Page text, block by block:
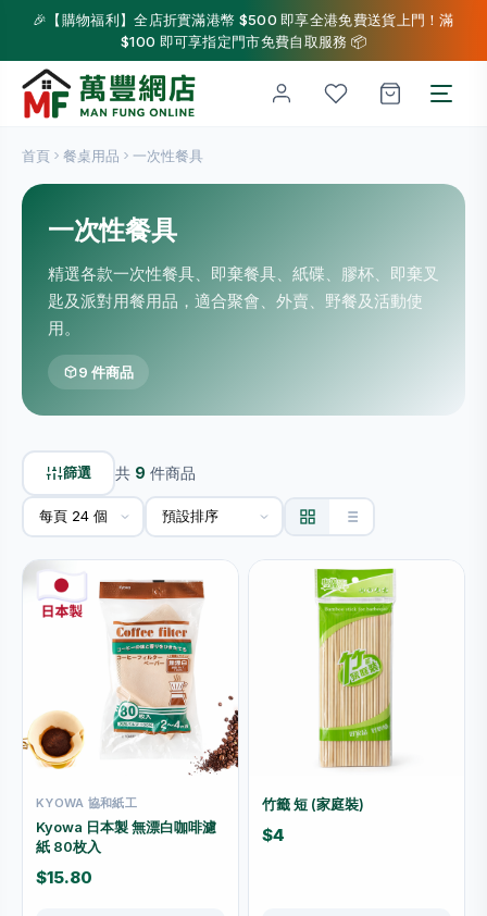
🎉【購物福利】全店折實滿港幣 $500 即享全港免費送貨上門！滿
$100 即可享指定門市免費自取服務 📦
首頁 餐桌用品 一次性餐具
一次性餐具
精選各款一次性餐具、即棄餐具、紙碟、膠杯、即棄叉
匙及派對用餐用品，適合聚會、外賣、野餐及活動使
用。
9 件商品
篩選 共 9 件商品
KYOWA 協和紙工
Kyowa 日本製 無漂白咖啡濾
紙 80枚入
$15.80
竹籤 短 (家庭裝)
$4